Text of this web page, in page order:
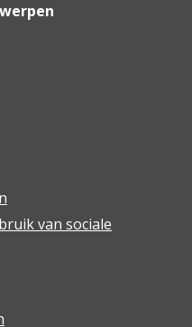
van sociale